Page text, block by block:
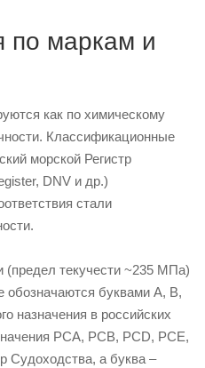
по маркам и
как по химическому
Классификационные
морской Регистр
DNV и др.)
стали
(предел текучести ~235 МПа)
обозначаются буквами A, B,
назначения в российских
РСА, РСВ, РСD, РСЕ,
Судоходства, а буква –